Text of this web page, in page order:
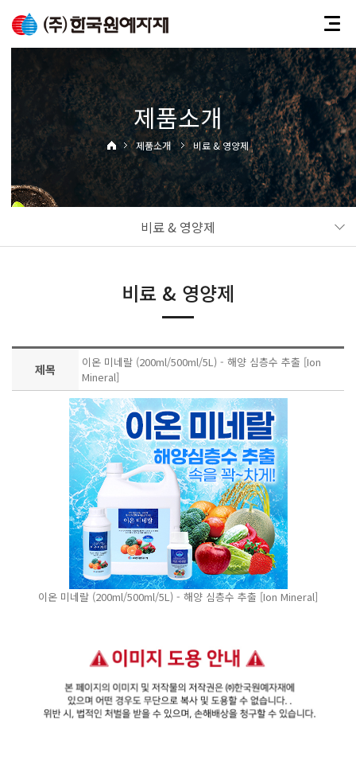
제품소개
제품소개 비료 & 영양제
비료 & 영양제
비료 & 영양제
제목
이온 미네랄 (200ml/500ml/5L) - 해양 심층수 추출 [Ion
Mineral]
이온 미네랄 (200ml/500ml/5L) - 해양 심층수 추출 [Ion Mineral]